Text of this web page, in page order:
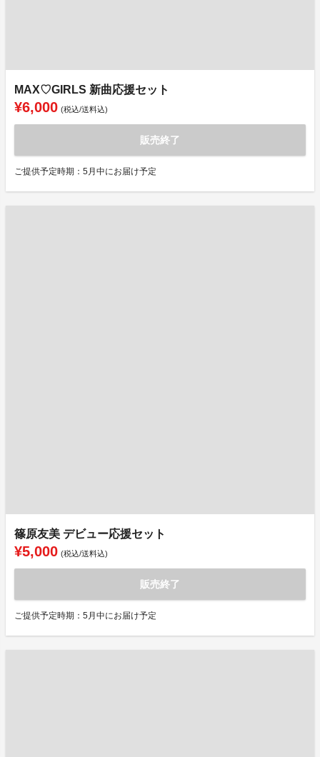
MAX♡GIRLS 新曲応援セット
¥6,000 (税込/送料込)
販売終了
ご提供予定時期：5月中にお届け予定
篠原友美 デビュー応援セット
¥5,000 (税込/送料込)
販売終了
ご提供予定時期：5月中にお届け予定